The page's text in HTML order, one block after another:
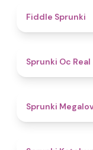
Fiddle Sprunki
Sprunki Oc Real
Sprunki